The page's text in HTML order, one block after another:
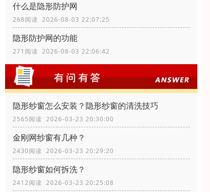
什么是隐形防护网
268阅读 2026-08-03 22:07:25
隐形防护网的功能
271阅读 2026-08-03 22:06:42
隐形纱窗怎么安装？隐形纱窗的清洗技巧
2565阅读 2026-03-23 20:30:00
金刚网纱窗有几种？
2430阅读 2026-03-23 20:29:20
隐形纱窗如何拆洗？
2412阅读 2026-03-23 20:25:08